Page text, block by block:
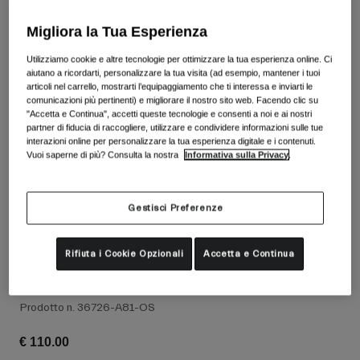
Scarpe
Scarpe da Strada
Scarpe da MTB
Scarpe da Gravel
Vedi tutto
Abbigliamento da Strada
Vedi tutto
Maschere
Sci
Snowboard
Con lenti intercambiabili
Vedi tutto
Lente di ricambio VIVID per maschera
Contour RS
Prodotto n. 36726-A81-OS
€ 110.00
Migliora la Tua Esperienza
Utilizziamo cookie e altre tecnologie per ottimizzare la tua esperienza online. Ci
aiutano a ricordarti, personalizzare la tua visita (ad esempio, mantener i tuoi
articoli nel carrello, mostrarti l’equipaggiamento che ti interessa e inviarti le
comunicazioni più pertinenti) e migliorare il nostro sito web. Facendo clic su
"Accetta e Continua", accetti queste tecnologie e consenti a noi e ai nostri
partner di fiducia di raccogliere, utilizzare e condividere informazioni sulle tue
interazioni online per personalizzare la tua esperienza digitale e i contenuti.
Vuoi saperne di più? Consulta la nostra
Informativa sulla Privacy
Gestisci Preferenze
Rifiuta i Cookie Opzionali Accetta e Continua